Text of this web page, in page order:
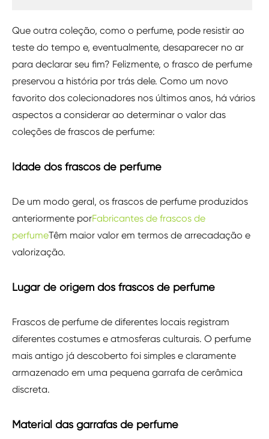
Que outra coleção, como o perfume, pode resistir ao
teste do tempo e, eventualmente, desaparecer no ar
para declarar seu fim? Felizmente, o frasco de perfume
preservou a história por trás dele. Como um novo
favorito dos colecionadores nos últimos anos, há vários
aspectos a considerar ao determinar o valor das
coleções de frascos de perfume:
Idade dos frascos de perfume
De um modo geral, os frascos de perfume produzidos
anteriormente porFabricantes de frascos de
perfumeTêm maior valor em termos de arrecadação e
valorização.
Lugar de origem dos frascos de perfume
Frascos de perfume de diferentes locais registram
diferentes costumes e atmosferas culturais. O perfume
mais antigo já descoberto foi simples e claramente
armazenado em uma pequena garrafa de cerâmica
discreta.
Material das garrafas de perfume